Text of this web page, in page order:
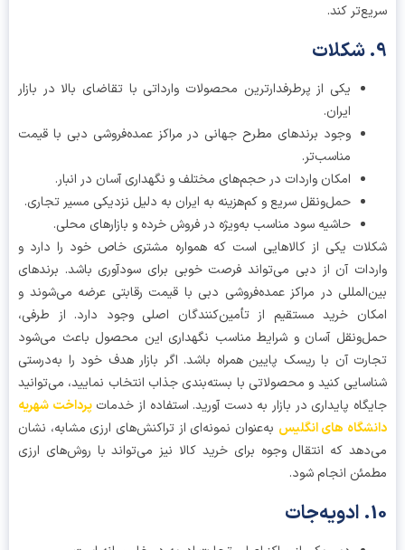
کند.
یکی از پرطرفدارترین محصولات وارداتی با تقاضای بالا در بازار
وجود برندهای مطرح جهانی در مراکز عمده‌فروشی دبی با قیمت
مناسب‌تر.
امکان واردات در حجم‌های مختلف و نگهداری آسان در انبار.
حمل‌ونقل سریع و کم‌هزینه به ایران به دلیل نزدیکی مسیر تجاری.
حاشیه سود مناسب به‌ویژه در فروش خرده و بازارهای محلی.
یکی از کالاهایی است که همواره مشتری خاص خود را دارد و
آن از دبی می‌تواند فرصت خوبی برای سودآوری باشد. برندهای
در مراکز عمده‌فروشی دبی با قیمت رقابتی عرضه می‌شوند و
خرید مستقیم از تأمین‌کنندگان اصلی وجود دارد. از طرفی،
آسان و شرایط مناسب نگهداری این محصول باعث می‌شود
آن با ریسک پایین همراه باشد. اگر بازار هدف خود را به‌درستی
کنید و محصولاتی با بسته‌بندی جذاب انتخاب نمایید، می‌توانید
پایداری در بازار به دست آورید. استفاده از خدماتپرداخت شهریه
های انگلیسبه‌عنوان نمونه‌ای از تراکنش‌های ارزی مشابه، نشان
که انتقال وجوه برای خرید کالا نیز می‌تواند با روش‌های ارزی
انجام شود.